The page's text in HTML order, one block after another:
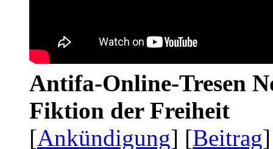
Antifa-Online-Tresen
Fiktion der Freiheit
[Ankündigung] [Beitrag